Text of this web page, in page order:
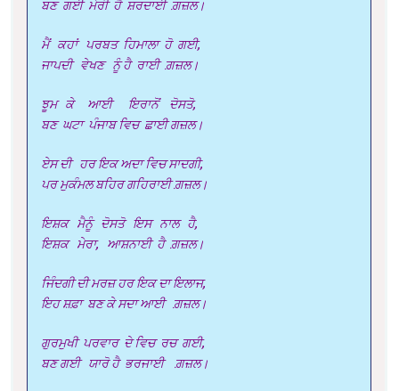
ਬਣ ਗਈ ਮੇਰੀ ਹੈ ਸ਼ਰਦਾਈ ਗ਼ਜ਼ਲ।
ਮੈਂ ਕਹਾਂ ਪਰਬਤ ਹਿਮਾਲਾ ਹੋ ਗਈ,
ਜਾਪਦੀ ਵੇਖਣ ਨੂੰ ਹੈ ਰਾਈ ਗ਼ਜ਼ਲ।
ਝੂਮ ਕੇ ਆਈ ਇਰਾਨੋਂ ਦੋਸਤੋ,
ਬਣ ਘਟਾ ਪੰਜਾਬ ਵਿਚ ਛਾਈ ਗਜ਼ਲ।
ਏਸ ਦੀ ਹਰ ਇਕ ਅਦਾ ਵਿਚ ਸਾਦਗੀ,
ਪਰ ਮੁਕੰਮਲ ਬਹਿਰ ਗਹਿਰਾਈ ਗ਼ਜ਼ਲ।
ਇਸ਼ਕ ਮੈਨੂੰ ਦੋਸਤੋ ਇਸ ਨਾਲ ਹੈ,
ਇਸ਼ਕ ਮੇਰਾ, ਆਸ਼ਨਾਈ ਹੈ ਗ਼ਜ਼ਲ।
ਜਿੰਦਗੀ ਦੀ ਮਰਜ਼ ਹਰ ਇਕ ਦਾ ਇਲਾਜ,
ਇਹ ਸ਼ਫ਼ਾ ਬਣ ਕੇ ਸਦਾ ਆਈ ਗ਼ਜ਼ਲ।
ਗੁਰਮੁਖੀ ਪਰਵਾਰ ਦੇ ਵਿਚ ਰਚ ਗਈ,
ਬਣ ਗਈ ਯਾਰੋ ਹੈ ਭਰਜਾਈ ਗ਼ਜ਼ਲ।